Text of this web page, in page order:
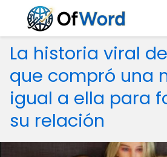
La historia viral
que compró una
igual a ella para
su relación